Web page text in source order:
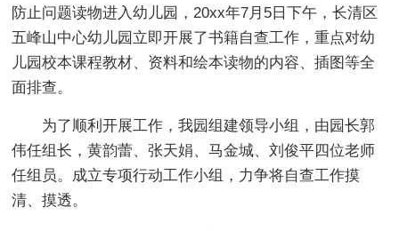
防止问题读物进入幼儿园，20xx年7月5日下午，长清区
五峰山中心幼儿园立即开展了书籍自查工作，重点对幼
儿园校本课程教材、资料和绘本读物的内容、插图等全
面排查。
为了顺利开展工作，我园组建领导小组，由园长郭
伟任组长，黄韵蕾、张天娟、马金城、刘俊平四位老师
任组员。成立专项行动工作小组，力争将自查工作摸
清、摸透。